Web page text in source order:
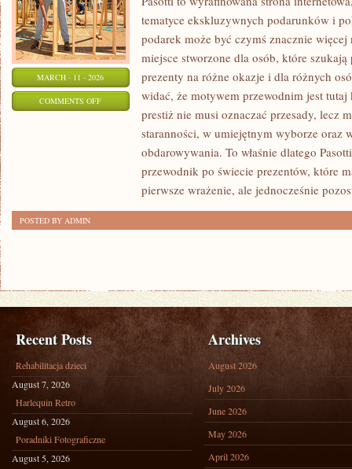
MARCH - 11 - 2026
COMMENTS OFFON
KSIĄŻKOWE
tematyce ekskluzywnych podarunków i
podarek może być czymś znacznie
miejsce stworzone dla osób, które
prezenty na różne okazje i dla różnych
widać, że motywem przewodnim jest tutaj
prestiż nie musi oznaczać przesady, lecz
staranności, w umiejętnym wyborze oraz
obdarowywania. To właśnie dlatego
przewodnik po świecie prezentów, które
pierwsze wrażenie, ale jednocześnie
POSTED BY ADMIN
Recent Posts
Rehabilitacja dzieci
August 7, 2026
Harlequin Retro
August 6, 2026
Poradniki Fotograficzne
August 5, 2026
Archives
August 2026
July 2026
June 2026
May 2026
April 2026